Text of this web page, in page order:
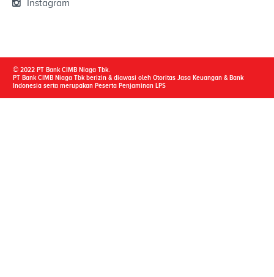
Instagram
© 2022 PT Bank CIMB Niaga Tbk.
PT Bank CIMB Niaga Tbk berizin & diawasi oleh Otoritas Jasa Keuangan & Bank
Indonesia serta merupakan Peserta Penjaminan LPS